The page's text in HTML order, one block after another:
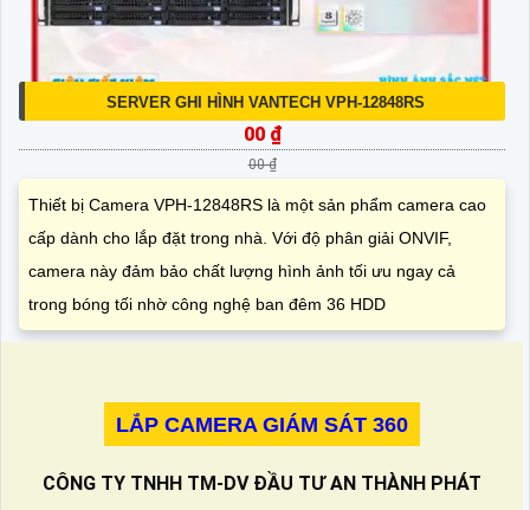
SERVER GHI HÌNH VANTECH VPH-12848RS
00 ₫
00 ₫
Thiết bị Camera VPH-12848RS là một sản phẩm camera cao
cấp dành cho lắp đặt trong nhà. Với độ phân giải ONVIF,
camera này đảm bảo chất lượng hình ảnh tối ưu ngay cả
trong bóng tối nhờ công nghệ ban đêm 36 HDD
LẮP CAMERA GIÁM SÁT 360
CÔNG TY TNHH TM-DV ĐẦU TƯ AN THÀNH PHÁT